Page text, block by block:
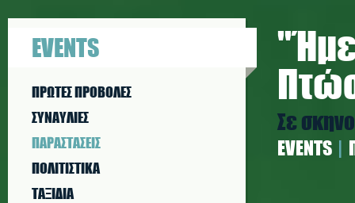
EVENTS
ΠΡΩΤΕΣ ΠΡΟΒΟΛΕΣ
ΣΥΝΑΥΛΙΕΣ
ΠΑΡΑΣΤAΣΕΙΣ
ΠΟΛΙΤΙΣΤΙΚA
ΤΑΞΙΔΙΑ
Σε
EVENTS